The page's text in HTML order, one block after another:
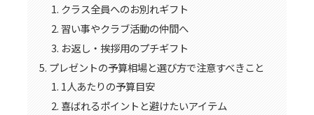
クラス全員へのお別れギフト
習い事やクラブ活動の仲間へ
お返し・挨拶用のプチギフト
プレゼントの予算相場と選び方で注意すべきこと
1人あたりの予算目安
喜ばれるポイントと避けたいアイテム